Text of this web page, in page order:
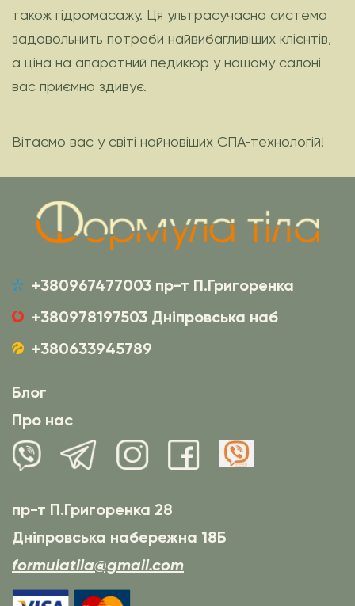
також гідромасажу. Ця ультрасучасна система
задовольнить потреби найвибагливіших клієнтів,
а ціна на апаратний педикюр у нашому салоні
вас приємно здивує.
Вітаємо вас у світі найновіших СПА-технологій!
+380967477003 пр-т П.Григоренка
+380978197503 Дніпровська наб
+380633945789
Блог
Про нас
пр-т П.Григоренка 28
Дніпровська набережна 18Б
formulatila@gmail.com